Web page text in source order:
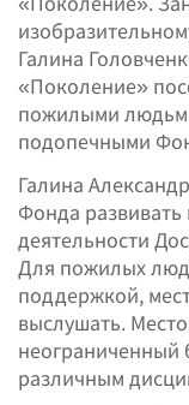
Галина
«Поколение»
пожилыми
подопечными
Галина
Фонда развивать
деятельности
Для пожилых
поддержкой,
выслушать.
неограниченный
различным